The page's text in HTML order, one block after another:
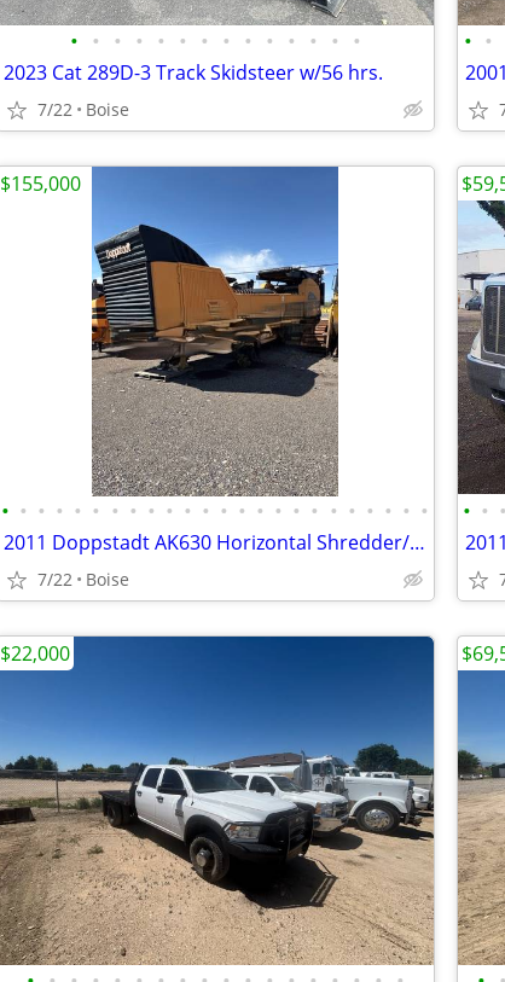
• • • • • • • • • • • • • •
2023 Cat 289D-3 Track Skidsteer w/56 hrs.
7/22 Boise
• •
• • • • • • • • • • • • • • • • • • • • • • • •
2011 Doppstadt AK630 Horizontal Shredder/Grinder
7/22 Boise
$155,000
• • •
$22,000